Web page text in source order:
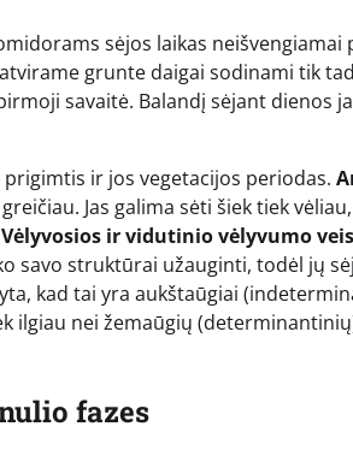
sėjos laikas neišvengiamai
grunte daigai sodinami tik
savaitė. Balandį sėjant dienos
ir jos vegetacijos periodas.
Jas galima sėti šiek tiek
Vėlyvosios ir vidutinio vėlyvumo
savo struktūrai užauginti, todėl jų
kad tai yra aukštaūgiai
ilgiau nei žemaūgių
fazes